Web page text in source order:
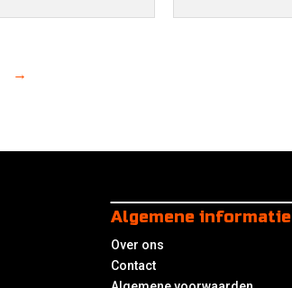
→
Algemene informatie
Over ons
Contact